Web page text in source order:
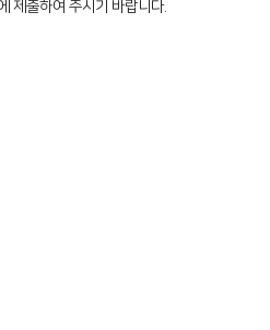
제출하여 주시기 바랍니다.